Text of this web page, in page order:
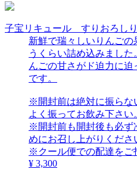
子宝リキュール すりおろし
新鮮で瑞々しいりんご
うくらい詰め込みまし
んごの甘さがド迫力に
です。
※開封前は絶対に振らな
よく振ってお飲み下さい
※開封前も開封後も必ず
めにお召し上がりくださ
※クール便での配達をご
¥ 3,300